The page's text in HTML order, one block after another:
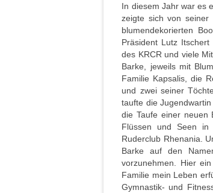
In diesem Jahr war es
zeigte sich von seiner
blumendekorierten
Präsident Lutz
des KRCR und viele
Barke, jeweils mit
Familie Kapsalis, die
und zwei seiner
taufte die
die Taufe einer neuen
Flüssen und Seen in
Ruderclub Rhenania.
Barke auf den
vorzunehmen. Hier
Familie mein Leben
Gymnastik- und